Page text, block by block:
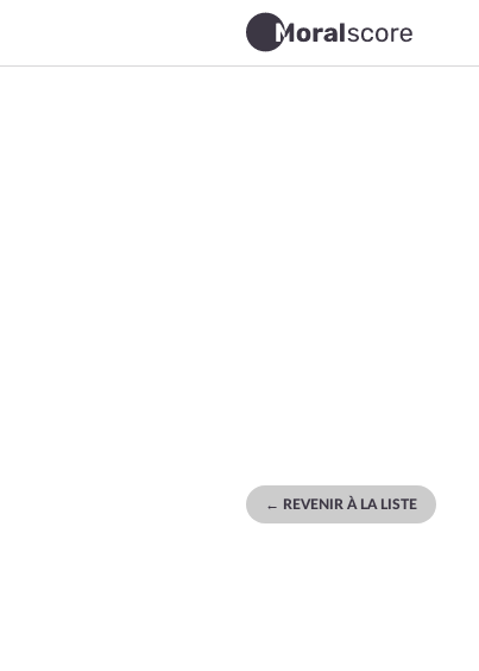
← REVENIR À LA LISTE